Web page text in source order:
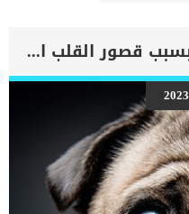
اهم علامات وفاة الكلب بسبب قصور القلب الاحتقانى